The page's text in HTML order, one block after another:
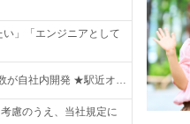
」「エンジニアとして
が自社内開発 ★駅近オ…
慮のうえ、当社規定に